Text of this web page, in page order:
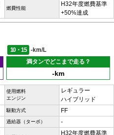
燃費性能
H32年度燃費基準
+50%達成
10・15
-km/L
満タンでどこまで走る？
-km
使用燃料
エンジン
レギュラー
ハイブリッド
駆動方式 FF
過給器（ターボ） -
H32年度燃費基準